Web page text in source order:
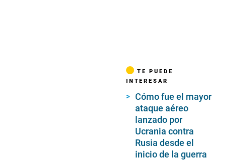
TE PUEDE
INTERESAR
Cómo fue el mayor
ataque aéreo
lanzado por
Ucrania contra
Rusia desde el
inicio de la guerra